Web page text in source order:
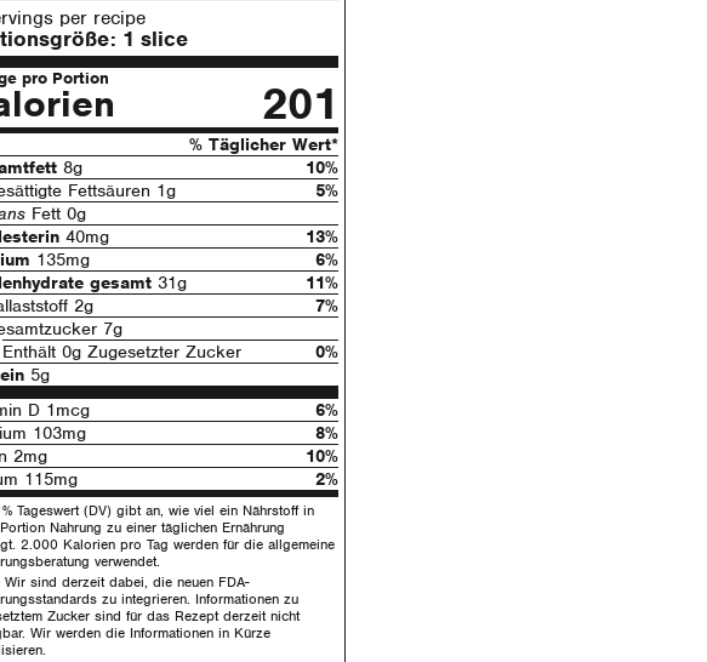
per recipe
1 slice
pro Portion 201
% Täglicher Wert*
8g
10%
Fettsäuren 1g
5%
Fett 0g
40mg
13%
135mg
6%
gesamt 31g
11%
2g
7%
7g
Enthält 0g Zugesetzter Zucker
0%
5g
D 1mcg
6%
103mg
8%
2mg
10%
115mg
2%
Tageswert (DV) gibt an, wie viel ein Nährstoff in
Nahrung zu einer täglichen Ernährung
2.000 Kalorien pro Tag werden für die allgemeine
verwendet.
Wir sind derzeit dabei, die neuen FDA-
zu integrieren. Informationen zu
Zucker sind für das Rezept derzeit nicht
Wir werden die Informationen in Kürze